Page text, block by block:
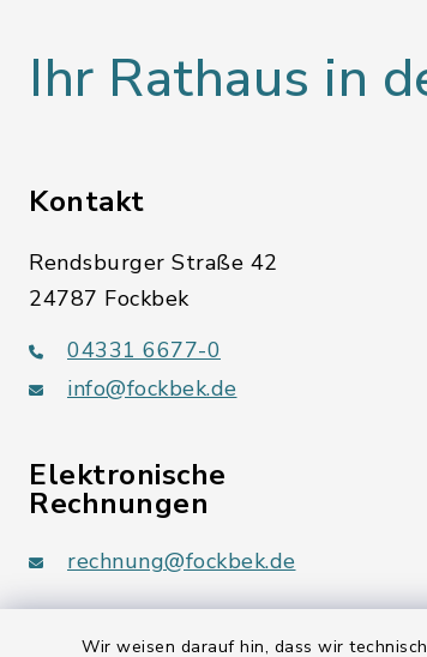
Wir weisen darauf hin, dass wir
Ihr Rathaus in
Kontakt
Rendsburger Straße 42
24787 Fockbek
04331 6677-0
info@fockbek.de
Elektronische
Rechnungen
rechnung@fockbek.de